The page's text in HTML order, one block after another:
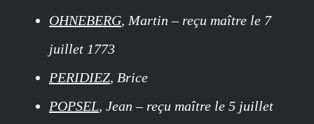
OHNEBERG, Martin – reçu maître le 7
juillet 1773
PERIDIEZ, Brice
POPSEL, Jean – reçu maître le 5 juillet